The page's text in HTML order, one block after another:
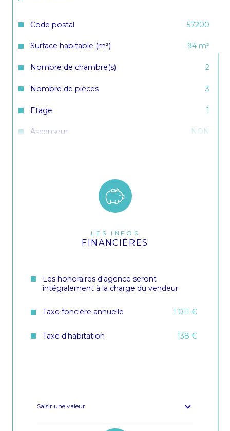
Code postal 57200
Surface habitable (m²) 94 m²
Nombre de chambre(s) 2
Nombre de pièces 3
Etage 1
Ascenseur
NON
Type de chauffage
Balcon
Nombre de parking
nombre de lots
LES INFOS
FINANCIÈRES
Les honoraires d'agence seront
intégralement à la charge du vendeur
Taxe foncière annuelle 1 011 €
Taxe d'habitation 138 €
Saisir une valeur